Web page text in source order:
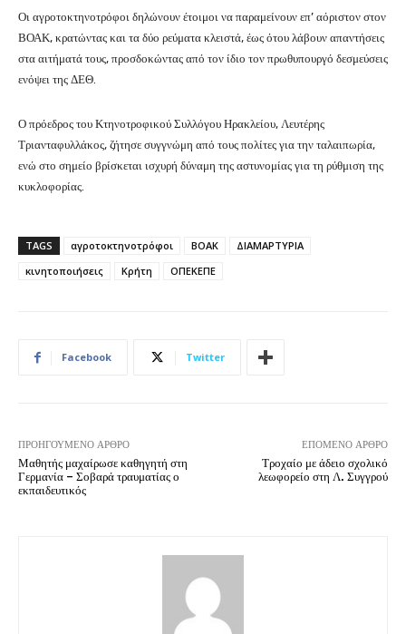
Οι αγροτοκτηνοτρόφοι δηλώνουν έτοιμοι να παραμείνουν επ’ αόριστον στον
ΒΟΑΚ, κρατώντας και τα δύο ρεύματα κλειστά, έως ότου λάβουν απαντήσεις
στα αιτήματά τους, προσδοκώντας από τον ίδιο τον πρωθυπουργό δεσμεύσεις
ενόψει της ΔΕΘ.
Ο πρόεδρος του Κτηνοτροφικού Συλλόγου Ηρακλείου, Λευτέρης
Τριανταφυλλάκος, ζήτησε συγγνώμη από τους πολίτες για την ταλαιπωρία,
ενώ στο σημείο βρίσκεται ισχυρή δύναμη της αστυνομίας για τη ρύθμιση της
κυκλοφορίας.
TAGS αγροτοκτηνοτρόφοι ΒΟΑΚ
ΔΙΑΜΑΡΤΥΡΙΑ
κινητοποιήσεις
Κρήτη ΟΠΕΚΕΠΕ
Facebook Twitter
ΠΡΟΗΓΟΎΜΕΝΟ ΆΡΘΡΟ
Μαθητής μαχαίρωσε καθηγητή στη
Γερμανία – Σοβαρά τραυματίας ο
εκπαιδευτικός
ΕΠΌΜΕΝΟ ΆΡΘΡΟ
Τροχαίο με άδειο σχολικό
λεωφορείο στη Λ. Συγγρού